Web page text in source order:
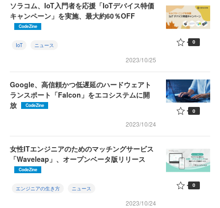
ソラコム、IoT入門者を応援「IoTデバイス特価
キャンペーン」を実施、最大約60％OFF
CodeZine
IoT ニュース
2023/10/25
0
Google、高信頼かつ低遅延のハードウェアト
ランスポート「Falcon」をエコシステムに開
放
CodeZine
2023/10/24
0
女性ITエンジニアのためのマッチングサービス
「Waveleap」、オープンベータ版リリース
CodeZine
エンジニアの生き方 ニュース
2023/10/24
0